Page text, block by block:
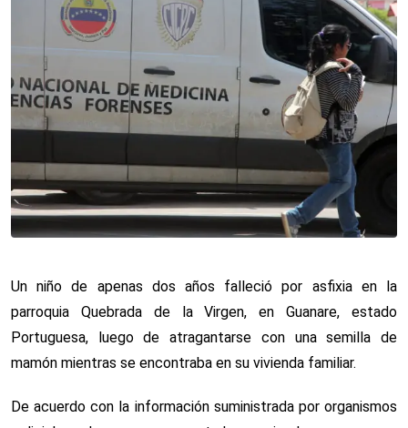
Un niño de apenas dos años falleció por asfixia en la
parroquia Quebrada de la Virgen, en Guanare, estado
Portuguesa, luego de atragantarse con una semilla de
mamón mientras se encontraba en su vivienda familiar.
De acuerdo con la información suministrada por organismos